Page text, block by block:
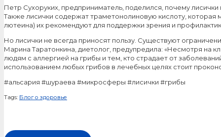
Петр Сухоруких, предприниматель, поделился, почему
Также лисички содержат траметонолиновую кислоту, которая
лютеина) их рекомендуют для поддержки зрения и
Но лисички не всегда приносят пользу. Существуют
Марина Таратонкина, диетолог, предупредила: «Несмотря
людям с аллергией на грибы и тем, кто страдает от
использованием любых грибов в лечебных целях стоит
#альсария #шураева #микросферы #лисички #грибы
Tags: Блог о здоровье